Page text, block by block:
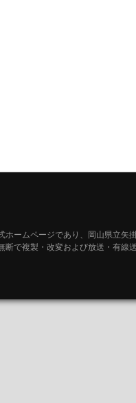
ホームページであり、岡山県立矢
断で複製・改変および放送・有線